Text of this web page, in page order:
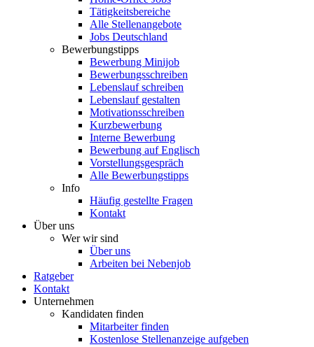
Tätigkeitsbereiche
Alle Stellenangebote
Jobs Deutschland
Bewerbungstipps
Bewerbung Minijob
Bewerbungsschreiben
Lebenslauf schreiben
Lebenslauf gestalten
Motivationsschreiben
Kurzbewerbung
Interne Bewerbung
Bewerbung auf Englisch
Vorstellungsgespräch
Alle Bewerbungstipps
Info
Häufig gestellte Fragen
Kontakt
Über uns
Wer wir sind
Über uns
Arbeiten bei Nebenjob
Ratgeber
Kontakt
Unternehmen
Kandidaten finden
Mitarbeiter finden
Kostenlose Stellenanzeige aufgeben